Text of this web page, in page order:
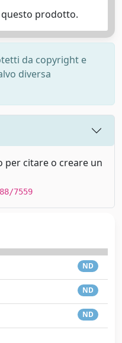
questo prodotto.
da copyright e
diversa
per citare o creare un
7559
ND
ND
ND